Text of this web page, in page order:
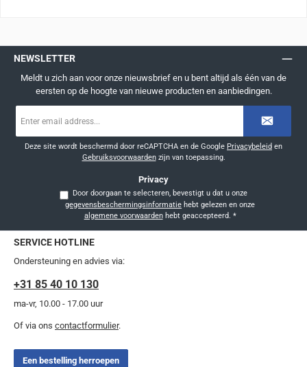
NEWSLETTER
Meldt u zich aan voor onze nieuwsbrief en u bent altijd als één van de
eersten op de hoogte van nieuwe producten en aanbiedingen.
mailadres
Deze site wordt beschermd door reCAPTCHA en de Google Privacybeleid en
Gebruiksvoorwaardenzijn van toepassing.
Privacy
Door doorgaan te selecteren, bevestigt u dat u onze
gegevensbeschermingsinformatie
algemene voorwaardenhebt geaccepteerd. *
SERVICE HOTLINE
Ondersteuning en advies via:
+31 85 40 10 130
ma-vr, 10.00 - 17.00 uur
Of via ons contactformulier.
Een bestelling herroepen